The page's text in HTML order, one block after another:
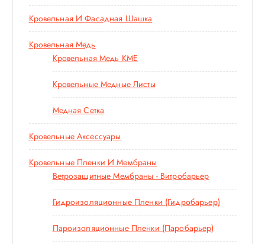
Кровельная И Фасадная Шашка
Кровельная Медь
Кровельная Медь KME
Кровельные Медные Листы
Медная Сетка
Кровельные Аксессуары
Кровельные Пленки И Мембраны
Ветрозащитные Мембраны - Витробарьер
Гидроизоляционные Пленки (гидробарьер)
Пароизоляционные Пленки (паробарьер)